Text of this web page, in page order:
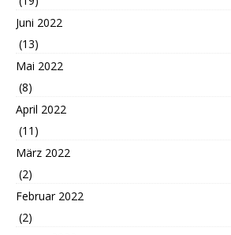
Juni 2022
(13)
Mai 2022
(8)
April 2022
(11)
März 2022
(2)
Februar 2022
(2)